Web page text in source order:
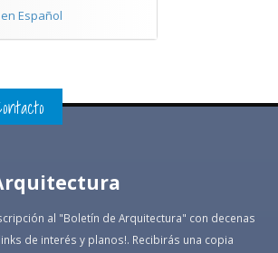
Español
al "Boletín de Arquitectura" con decenas
de interés y planos!. Recibirás una copia